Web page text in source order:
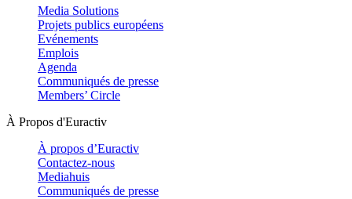
Media Solutions
Projets publics européens
Evénements
Emplois
Agenda
Communiqués de presse
Members’ Circle
À Propos d'Euractiv
À propos d’Euractiv
Contactez-nous
Mediahuis
Communiqués de presse